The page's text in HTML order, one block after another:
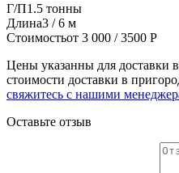
Г/П1.5 тонны
Длина3 / 6 м
Стоимостьот 3 000 / 3500 Р
Цены указанны для доставки
стоимости доставки в
свяжитесь с нашими
Оставьте отзыв